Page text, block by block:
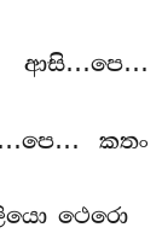
ආසි…පෙ…
කතං
ථෙරො